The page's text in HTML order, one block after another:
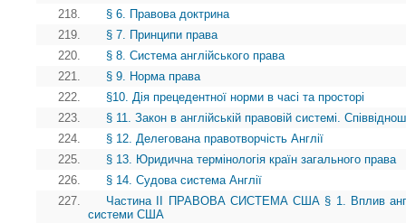
218.
§ 6. Правова доктрина
219.
§ 7. Принципи права
220.
§ 8. Система англійського права
221.
§ 9. Норма права
222.
§10. Дія прецедентної норми в часі та просторі
223.
§ 11. Закон в англійській правовій системі.
224.
§ 12. Делегована правотворчість Англії
225.
§ 13. Юридична термінологія країн загального права
226.
§ 14. Судова система Англії
227.
Частина II ПРАВОВА СИСТЕМА США § 1. Вплив
системи США